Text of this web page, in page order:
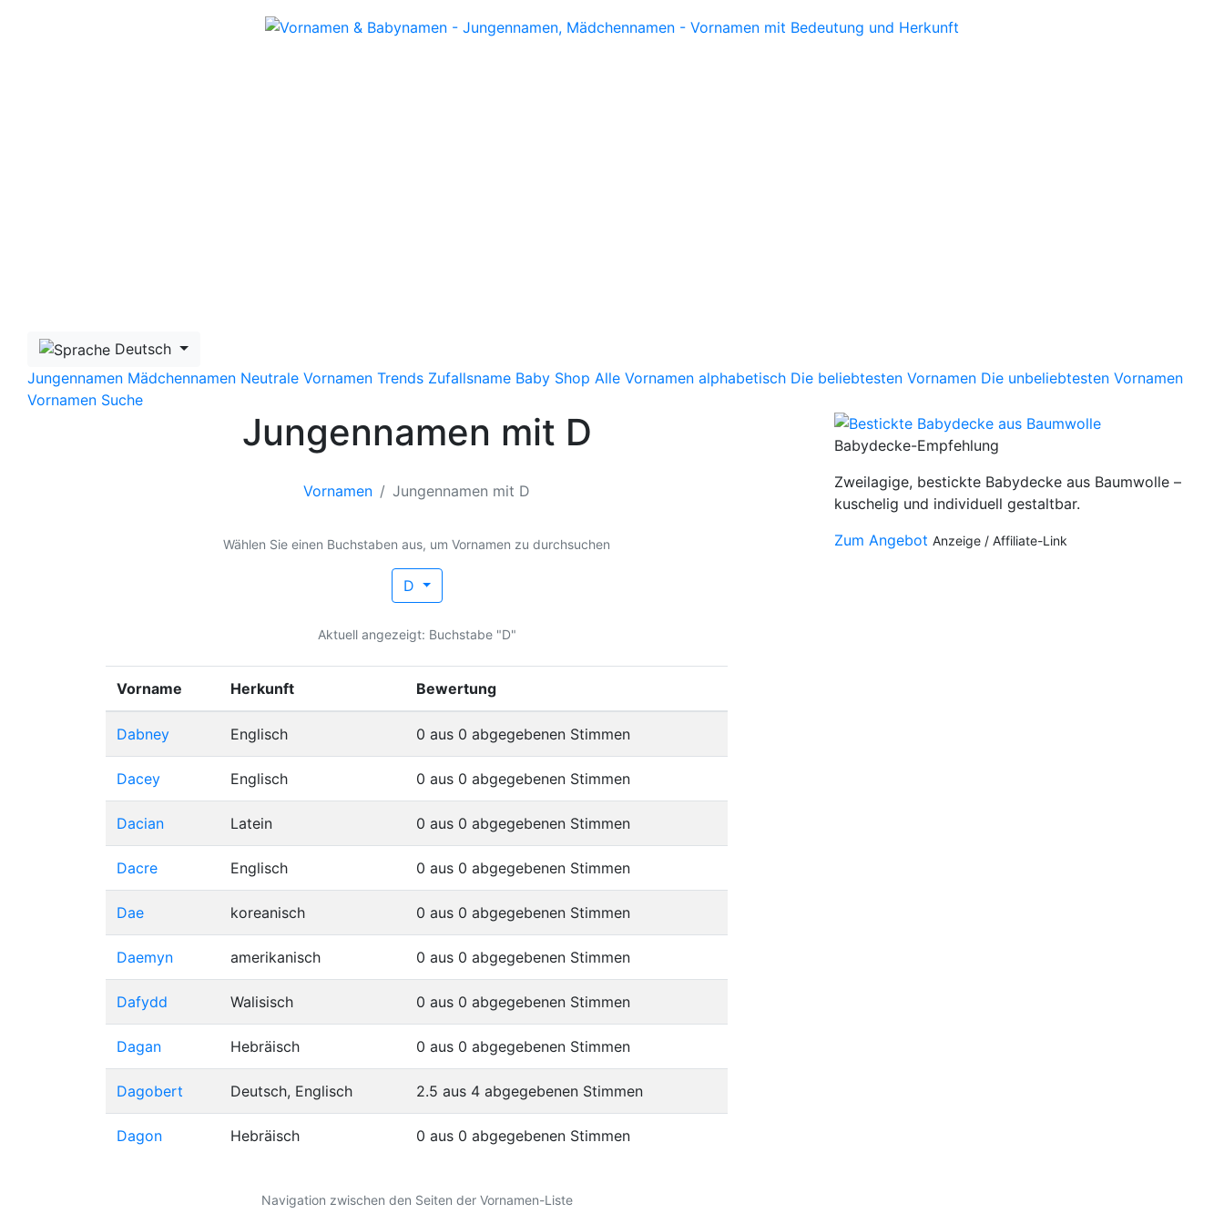
Deutsch
Jungennamen Mädchennamen Neutrale Vornamen Trends Zufallsname Baby Shop Alle Vornamen alphabetisch Die beliebtesten Vornamen Die unbeliebtesten Vornamen
Vornamen Suche
Jungennamen mit D
Vornamen Jungennamen mit D
Nach Anfangsbuchstaben filtern
Wählen Sie einen Buchstaben aus, um Vornamen zu durchsuchen
D
Aktuell angezeigt: Buchstabe "D"
Vorname Herkunft Bewertung
Dabney Englisch 0 aus 0 abgegebenen Stimmen
Dacey Englisch 0 aus 0 abgegebenen Stimmen
Dacian Latein 0 aus 0 abgegebenen Stimmen
Dacre Englisch 0 aus 0 abgegebenen Stimmen
Dae koreanisch 0 aus 0 abgegebenen Stimmen
Daemyn amerikanisch 0 aus 0 abgegebenen Stimmen
Dafydd Walisisch 0 aus 0 abgegebenen Stimmen
Dagan Hebräisch 0 aus 0 abgegebenen Stimmen
Dagobert Deutsch, Englisch 2.5 aus 4 abgegebenen Stimmen
Dagon Hebräisch 0 aus 0 abgegebenen Stimmen
SeitennavigationNavigation zwischen den Seiten der Vornamen-Liste
Babydecke-Empfehlung
Zweilagige, bestickte Babydecke aus Baumwolle –
kuschelig und individuell gestaltbar.
Zum Angebot Anzeige / Affiliate-Link